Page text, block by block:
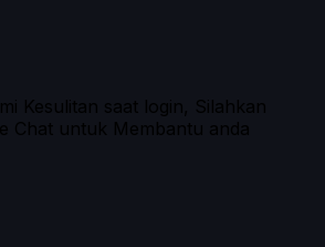
Kesulitan saat login, Silahkan
Chat untuk Membantu anda